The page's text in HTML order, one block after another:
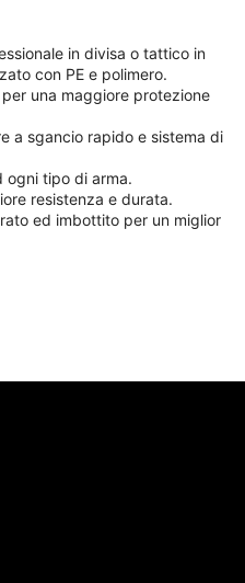
in divisa o tattico in
con PE e polimero.
una maggiore protezione
a sgancio rapido e sistema di
ogni tipo di arma.
resistenza e durata.
ed imbottito per un miglior